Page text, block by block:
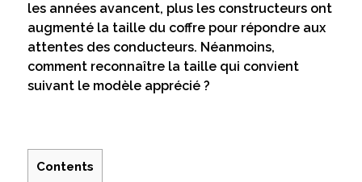
les années avancent, plus les constructeurs ont
augmenté la taille du coffre pour répondre aux
attentes des conducteurs. Néanmoins,
comment reconnaître la taille qui convient
suivant le modèle apprécié ?
Contents